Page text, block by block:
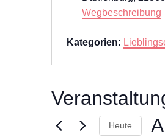
Wegbeschreibung
Kategorien:
Heute